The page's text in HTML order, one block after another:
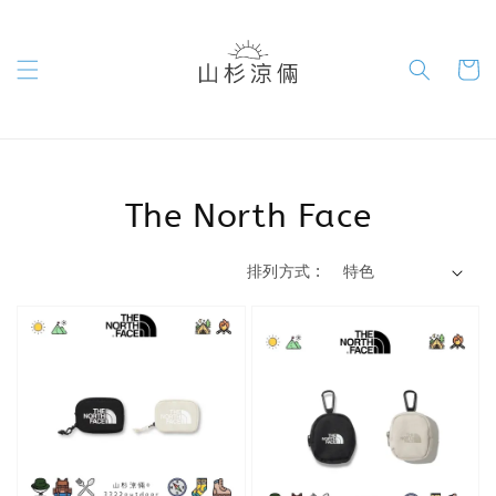
The North Face
排列方式 :